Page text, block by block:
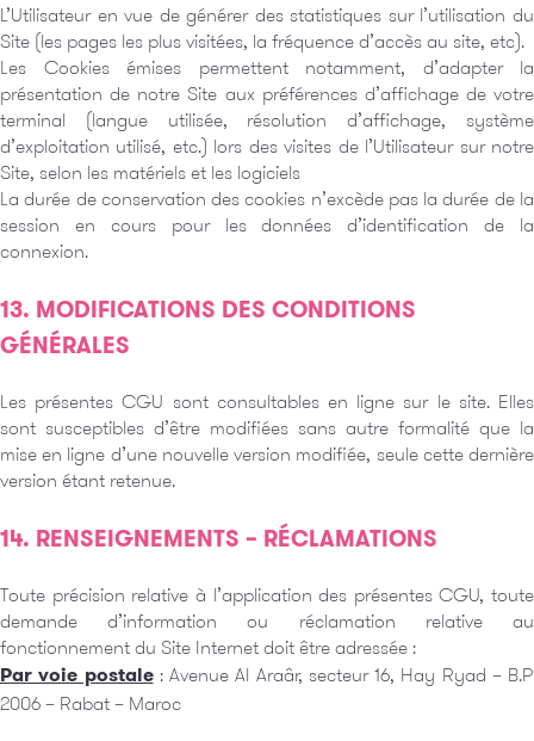
L’Utilisateur en vue de générer des statistiques sur l’utilisation du
Site (les pages les plus visitées, la fréquence d’accès au site, etc).
Les Cookies émises permettent notamment, d’adapter la
présentation de notre Site aux préférences d’affichage de votre
terminal (langue utilisée, résolution d’affichage, système
d’exploitation utilisé, etc.) lors des visites de l’Utilisateur sur notre
Site, selon les matériels et les logiciels
La durée de conservation des cookies n’excède pas la durée de la
session en cours pour les données d’identification de la
connexion.
13. MODIFICATIONS DES CONDITIONS
GÉNÉRALES
Les présentes CGU sont consultables en ligne sur le site. Elles
sont susceptibles d’être modifiées sans autre formalité que la
mise en ligne d’une nouvelle version modifiée, seule cette dernière
version étant retenue.
14. RENSEIGNEMENTS – RÉCLAMATIONS
Toute précision relative à l’application des présentes CGU, toute
demande d’information ou réclamation relative au
fonctionnement du Site Internet doit être adressée :
Par voie postale: Avenue Al Araâr, secteur 16, Hay Ryad – B.P
2006 – Rabat – Maroc